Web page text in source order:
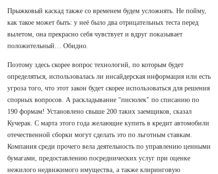
Прыжковый каскад также со временем будем усложнять. Не пойму,
как такое может быть: у неё было два отрицательных теста перед
вылетом, она прекрасно себя чувствует и вдруг показывает
положительный… Обидно.
Поэтому здесь скорее вопрос технологий, по которым будет
определяться, использовалась ли инсайдерская информация или есть
угроза того, что этот закон будет скорее использоваться для решения
спорных вопросов. А раскладывание "писюлек" по списанию по
190 формам! Установлено свыше 200 таких заемщиков, сказал
Кучерак. С марта этого года желающие купить в кредит автомобили
отечественной сборки могут сделать это по льготным ставкам.
Компания среди прочего вела деятельность по управлению ценными
бумагами, предоставлению посреднических услуг при оценке
нежилого недвижимого имущества, а также клиринговую